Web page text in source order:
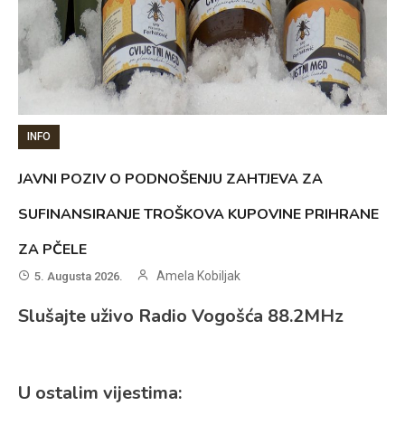
INFO
JAVNI POZIV O PODNOŠENJU ZAHTJEVA ZA
SUFINANSIRANJE TROŠKOVA KUPOVINE PRIHRANE
ZA PČELE
5. Augusta 2026. Amela Kobiljak
Slušajte uživo Radio Vogošća 88.2MHz
U ostalim vijestima: